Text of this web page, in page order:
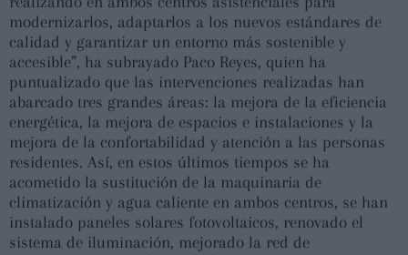
modernizarlos, adaptarlos a los nuevos estándares de
calidad y garantizar un entorno más sostenible y
accesible”, ha subrayado Paco Reyes, quien ha
puntualizado que las intervenciones realizadas han
abarcado tres grandes áreas: la mejora de la eficiencia
energética, la mejora de espacios e instalaciones y la
mejora de la confortabilidad y atención a las personas
residentes. Así, en estos últimos tiempos se ha
acometido la sustitución de la maquinaria de
climatización y agua caliente en ambos centros, se han
instalado paneles solares fotovoltaicos, renovado el
sistema de iluminación, mejorado la red de